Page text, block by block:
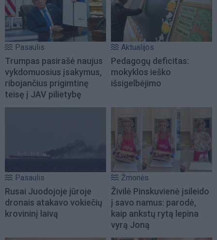
Pasaulis
Trumpas pasirašė naujus
vykdomuosius įsakymus,
ribojančius prigimtinę
teisę į JAV pilietybę
Aktualijos
Pedagogų deficitas:
mokyklos ieško
išsigelbėjimo
Pasaulis
Rusai Juodojoje jūroje
dronais atakavo vokiečių
krovininį laivą
Žmonės
Živilė Pinskuvienė įsileido
į savo namus: parodė,
kaip ankstų rytą lepina
vyrą Joną